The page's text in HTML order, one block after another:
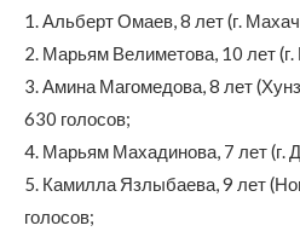
1. Альберт Омаев, 8 лет (г.
2. Марьям Велиметова, 10 лет
3. Амина Магомедова, 8 лет
630 голосов;
4. Марьям Махадинова, 7 лет (г.
5. Камилла Язлыбаева, 9 лет
голосов;